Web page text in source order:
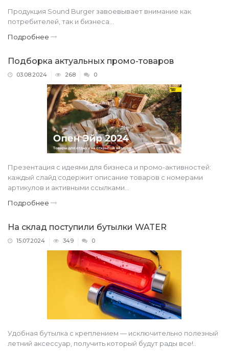
Продукция Sound Burger завоевывает внимание как
потребителей, так и бизнеса...
Подробнее
Подборка актуальных промо-товаров
03.08.2024 268 0
Презентация с идеями для бизнеса и промо-активностей:
каждый слайд содержит описание товаров с номерами
артикулов и активными ссылками...
Подробнее
На склад поступили бутылки WATER
15.07.2024 349 0
Удобная бутылка с креплением — исключительно полезный
летний аксессуар, получить который будут рады все!..